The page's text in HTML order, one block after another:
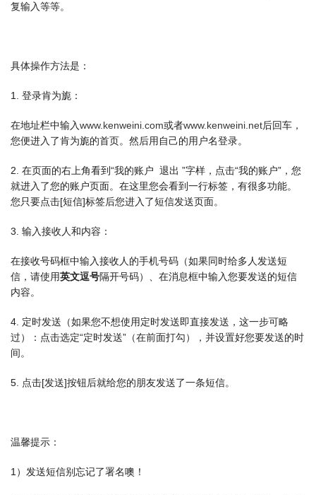
复输入等等。
具体操作方法是：
1. 登录肯为旎：
在地址栏中输入www.kenweini.com或者www.kenweini.net后回车，
您便进入了肯为旎的首页。然后用自己的用户名登录。
2. 在页面的右上角看到“我的账户 退出 ”字样，点击“我的账户”，您
就进入了您的账户页面。在这里您会看到一行标签，有很多功能。
您只要点击[短信]标签后您进入了短信发送页面。
3. 输入接收人和内容：
在接收号码框中输入接收人的手机号码（如果同时给多人发送短
信，请使用英文逗号隔开号码）、在消息框中输入您要发送的短信
内容。
4. 定时发送（如果您不想使用定时发送即直接发送，这一步可略
过）：点击选定“定时发送”（在前面打勾），并设置好您要发送的时
间。
5. 点击[发送]按钮后就给您的朋友发送了一条短信。
温馨提示：
1）发送短信别忘记了署名噢！